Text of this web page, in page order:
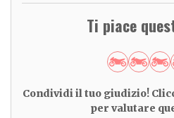
Ti piace
Condividi il tuo giudizio!
per valutare